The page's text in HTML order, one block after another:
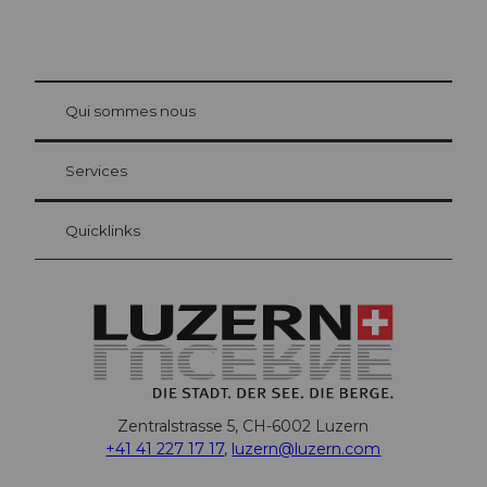
Carte d’hôte Lucerne
Vos avantages en tant qu'hôte pour la nuit
at Bre
Qui sommes nous
Services
Quicklinks
Zentralstrasse 5, CH-6002 Luzern
+41 41 227 17 17, luzern@luzern.com